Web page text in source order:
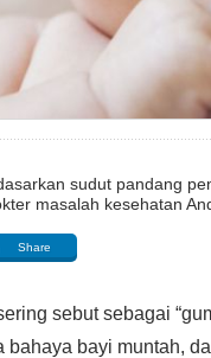
sudut pandang
masalah kesehatan
Share
sebut sebagai
bahaya bayi muntah,